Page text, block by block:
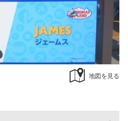
地図を見る